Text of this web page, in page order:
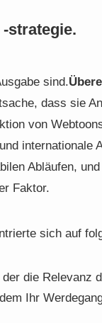
strategie.
sind.
dass sie
von
Abläufen,
Faktor.
sich auf
die Relevanz
Ihr